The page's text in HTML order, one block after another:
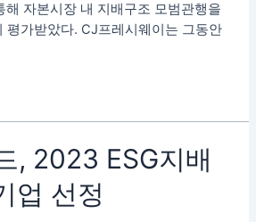
해 자본시장 내 지배구조 모범관행을
평가받았다. CJ프레시웨이는 그동안
, 2023 ESG지배
업 선정